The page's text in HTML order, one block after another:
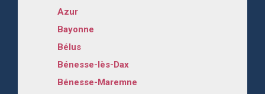
Azur
Bayonne
Bélus
Bénesse-lès-Dax
Bénesse-Maremne